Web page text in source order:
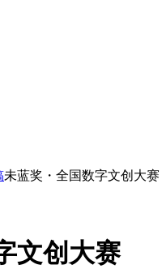
未蓝奖・全国数字文创大赛
文创大赛